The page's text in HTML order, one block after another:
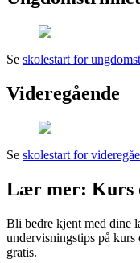
Se skolestart for
Videregående
Se skolestart for
Lær mer: Kurs
Bli bedre kjent med dine
undervisningstips på
gratis.